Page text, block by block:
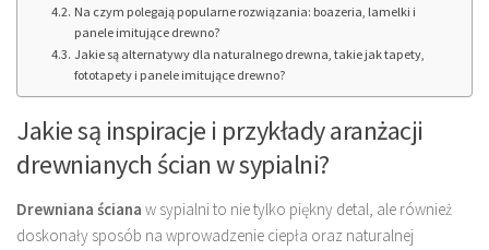
Na czym polegają popularne rozwiązania: boazeria, lamelki i
panele imitujące drewno?
Jakie są alternatywy dla naturalnego drewna, takie jak tapety,
fototapety i panele imitujące drewno?
Jakie są inspiracje i przykłady aranżacji
drewnianych ścian w sypialni?
Drewniana ściana w sypialni to nie tylko piękny detal, ale również
doskonały sposób na wprowadzenie ciepła oraz naturalnej